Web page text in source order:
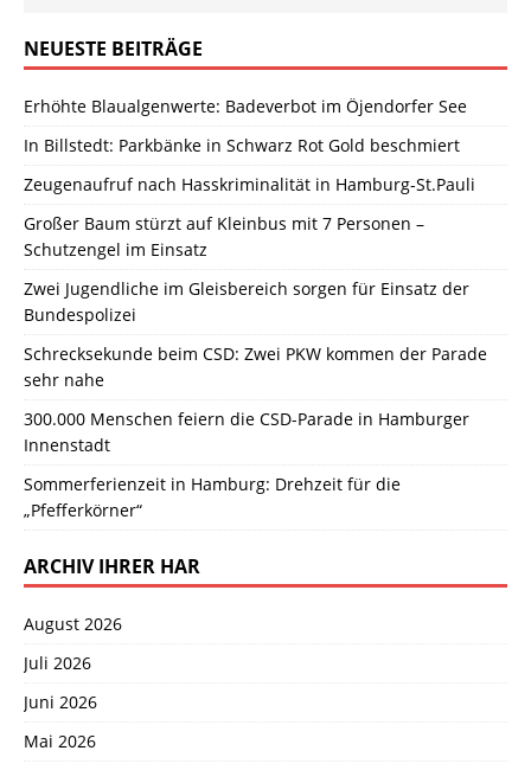
NEUESTE BEITRÄGE
Erhöhte Blaualgenwerte: Badeverbot im Öjendorfer See
In Billstedt: Parkbänke in Schwarz Rot Gold beschmiert
Zeugenaufruf nach Hasskriminalität in Hamburg-St.Pauli
Großer Baum stürzt auf Kleinbus mit 7 Personen –
Schutzengel im Einsatz
Zwei Jugendliche im Gleisbereich sorgen für Einsatz der
Bundespolizei
Schrecksekunde beim CSD: Zwei PKW kommen der Parade
sehr nahe
300.000 Menschen feiern die CSD-Parade in Hamburger
Innenstadt
Sommerferienzeit in Hamburg: Drehzeit für die
„Pfefferkörner“
ARCHIV IHRER HAR
August 2026
Juli 2026
Juni 2026
Mai 2026